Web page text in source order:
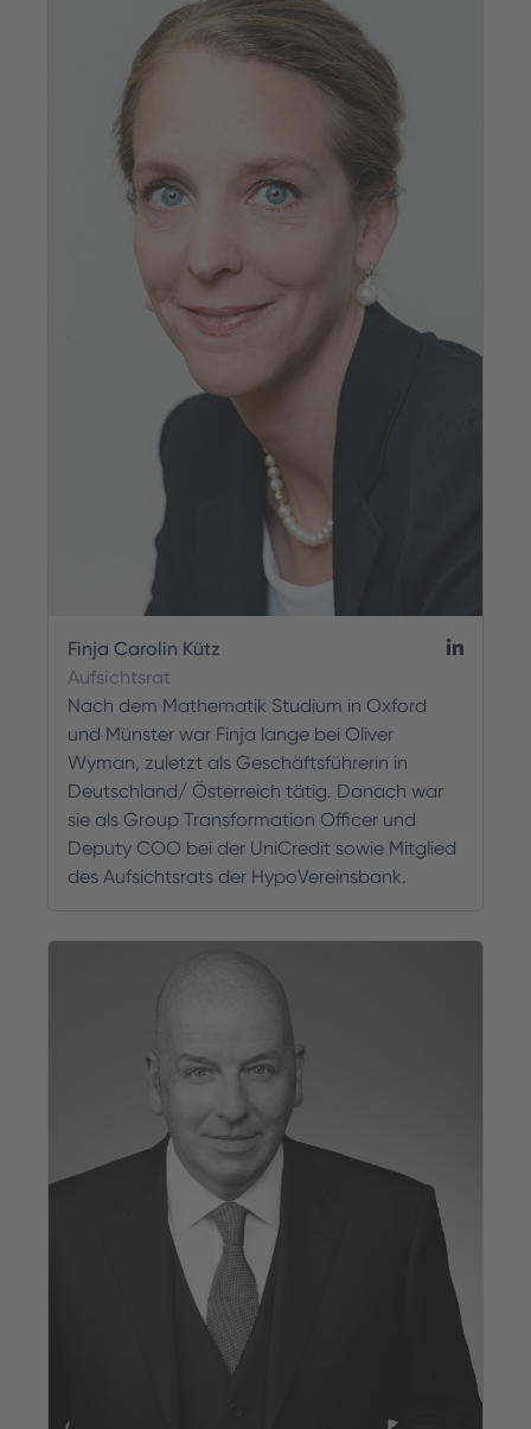
Finja Carolin Kütz
Aufsichtsrat
Nach dem Mathematik Studium in Oxford
und Münster war Finja lange bei Oliver
Wyman, zuletzt als Geschäftsführerin in
Deutschland/ Österreich tätig. Danach war
sie als Group Transformation Officer und
Deputy COO bei der UniCredit sowie Mitglied
des Aufsichtsrats der HypoVereinsbank.